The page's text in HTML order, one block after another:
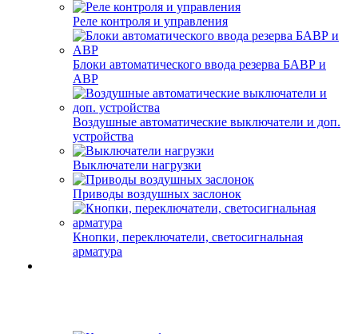
Реле контроля и управления
Блоки автоматического ввода резерва БАВР и
АВР
Воздушные автоматические выключатели и доп.
устройства
Выключатели нагрузки
Приводы воздушных заслонок
Кнопки, переключатели, светосигнальная
арматура